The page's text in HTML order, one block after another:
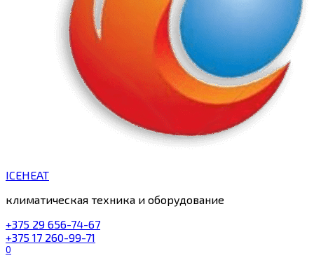
ICEHEAT
климатическая техника и оборудование
+375 29 656-74-67
+375 17 260-99-71
0